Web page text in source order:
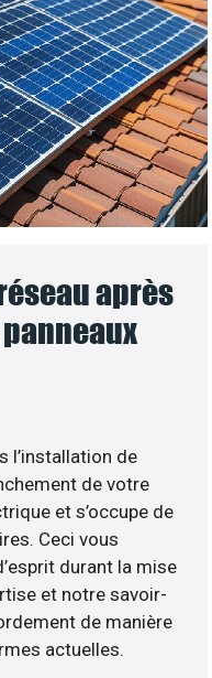
après
l’installation de
de votre
et s’occupe de
Ceci vous
durant la mise
et notre savoir-
de manière
actuelles.